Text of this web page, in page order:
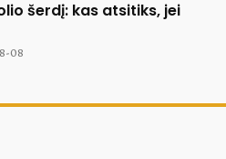
šerdį: kas atsitiks, jei
08